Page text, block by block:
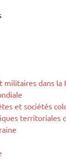
militaires dans la
et sociétés
territoriales